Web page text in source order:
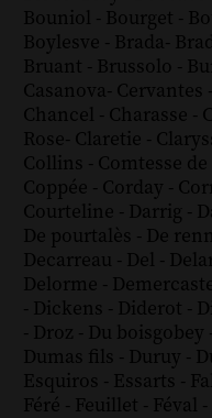
Bouniol - Bourget -
Boylesve - Brada-
Bruant - Brussolo -
Casanova- Cervantes -
Chancel - Charasse -
Rose- Claretie -
Collins - Comtesse de
Coppée - Corday -
Courteline - Darrig -
De pourtalès - De
Decarreau - Del -
Delorme -
- Dickens - Diderot -
- Droz - Du boisgobey -
Dumas fils - Duruy -
Esquiros - Essarts -
Féré - Feuillet - Féval -